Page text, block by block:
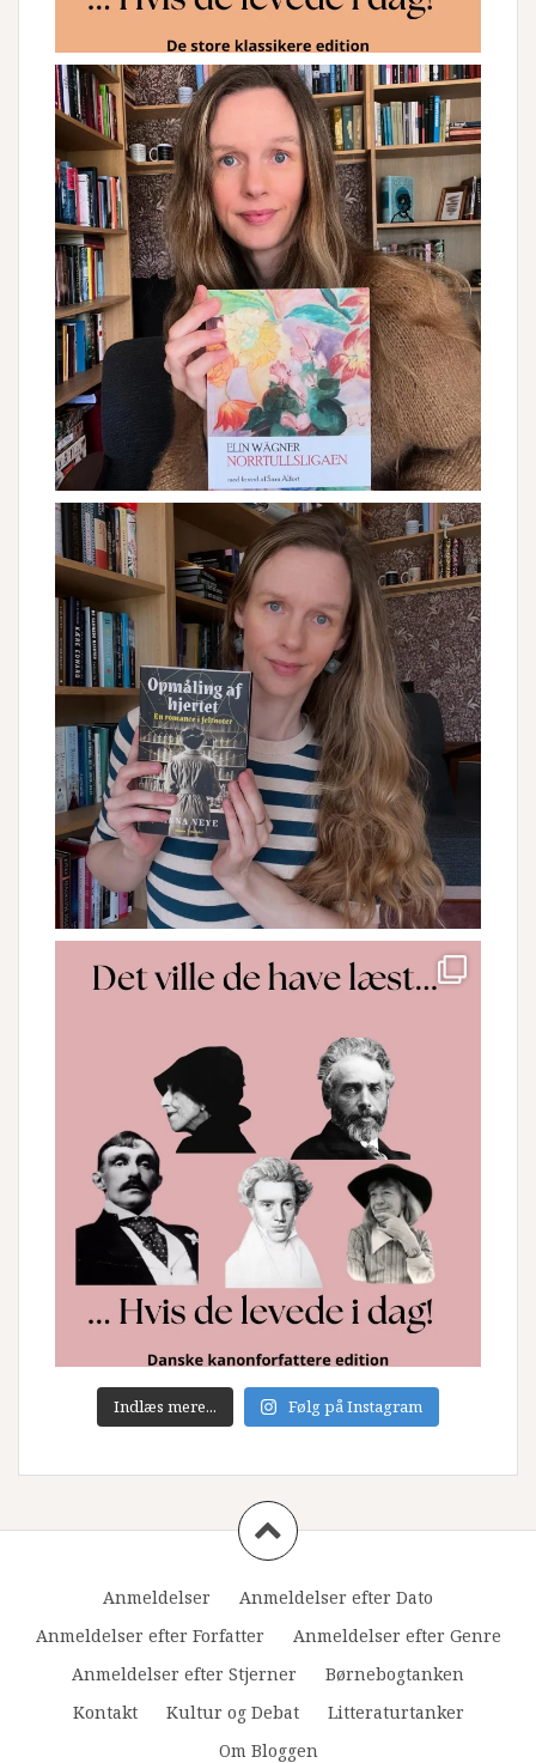
Indlæs mere... Følg på Instagram
Anmeldelser
Anmeldelser efter Dato
Anmeldelser efter Forfatter
Anmeldelser efter Genre
Anmeldelser efter Stjerner
Børnebogtanken
Kontakt
Kultur og Debat
Litteraturtanker
Om Bloggen